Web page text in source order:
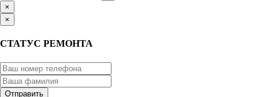
×
×
СТАТУС РЕМОНТА